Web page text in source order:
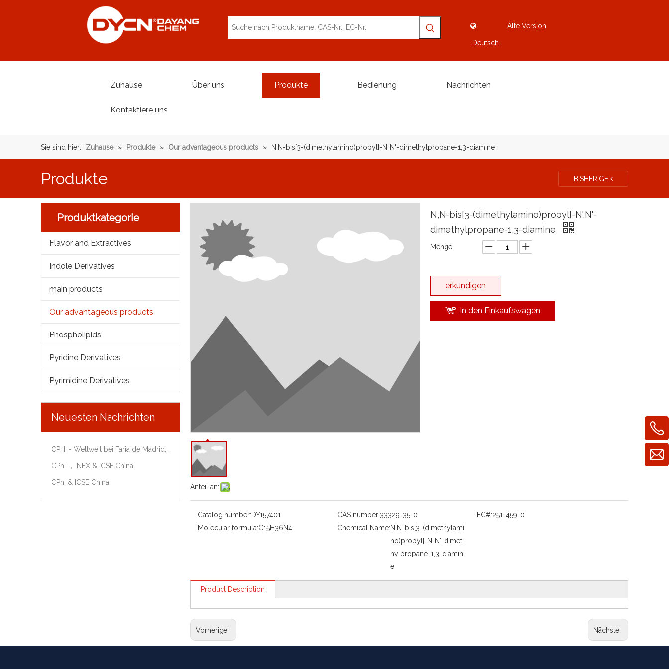
Deutsch
Alte Version
Zuhause Über uns Produkte Bedienung Nachrichten
Kontaktiere uns
Sie sind hier: Zuhause » Produkte » Our advantageous products » N,N-bis[3-(dimethylamino)propyl]-N',N'-dimethylpropane-1,3-diamine
Produkte BISHERIGE
Produktkategorie
Flavor and Extractives
Indole Derivatives
main products
Our advantageous products
Phospholipids
Pyridine Derivatives
Pyrimidine Derivatives
Neuesten Nachrichten
CPhI ， NEX & ICSE China
CPhI & ICSE China
Anteil an:
N,N-bis[3-(dimethylamino)propyl]-N',N'-
dimethylpropane-1,3-diamine
Menge:
erkundigen
In den Einkaufswagen
Catalog number:DY157401 CAS number:33329-35-0 EC#:251-459-0
Molecular formula:C15H36N4 Chemical Name:N,N-bis[3-(dimethylami
no)propyl]-N',N'-dimet
hylpropane-1,3-diamin
e
Product Description
Vorherige: Nächste: